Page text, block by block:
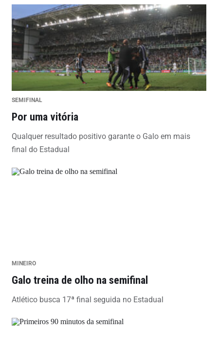
SEMIFINAL
Por uma vitória
Qualquer resultado positivo garante o Galo em mais
final do Estadual
MINEIRO
Galo treina de olho na semifinal
Atlético busca 17ª final seguida no Estadual